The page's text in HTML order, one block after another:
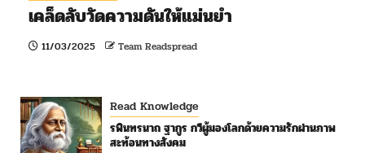
เคล็ดลับวัดความดันให้แม่นยำ
11/03/2025 Team Readspread
Read Knowledge
รพินทรนาถ ฐากูร กวีผู้มองโลกด้วยความรักผ่านภาพ
สะท้อนทางสังคม